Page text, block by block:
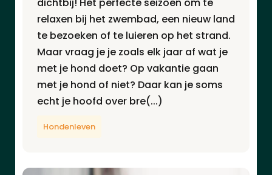
relaxen bij het zwembad, een nieuw land
te bezoeken of te luieren op het strand.
Maar vraag je je zoals elk jaar af wat je
met je hond doet? Op vakantie gaan
met je hond of niet? Daar kan je soms
echt je hoofd over bre(...)
Hondenleven